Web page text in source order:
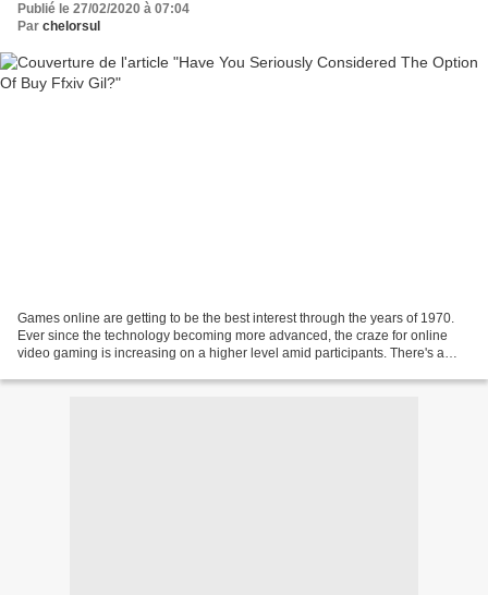
Publié le 27/02/2020 à 07:04
Par chelorsul
Games online are getting to be the best interest through the years of 1970.
Ever since the technology becoming more advanced, the craze for online
video gaming is increasing on a higher level amid participants. There's a